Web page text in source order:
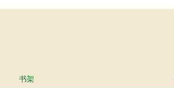
书架